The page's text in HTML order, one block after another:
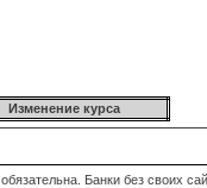
Изменение курса
Банки без своих